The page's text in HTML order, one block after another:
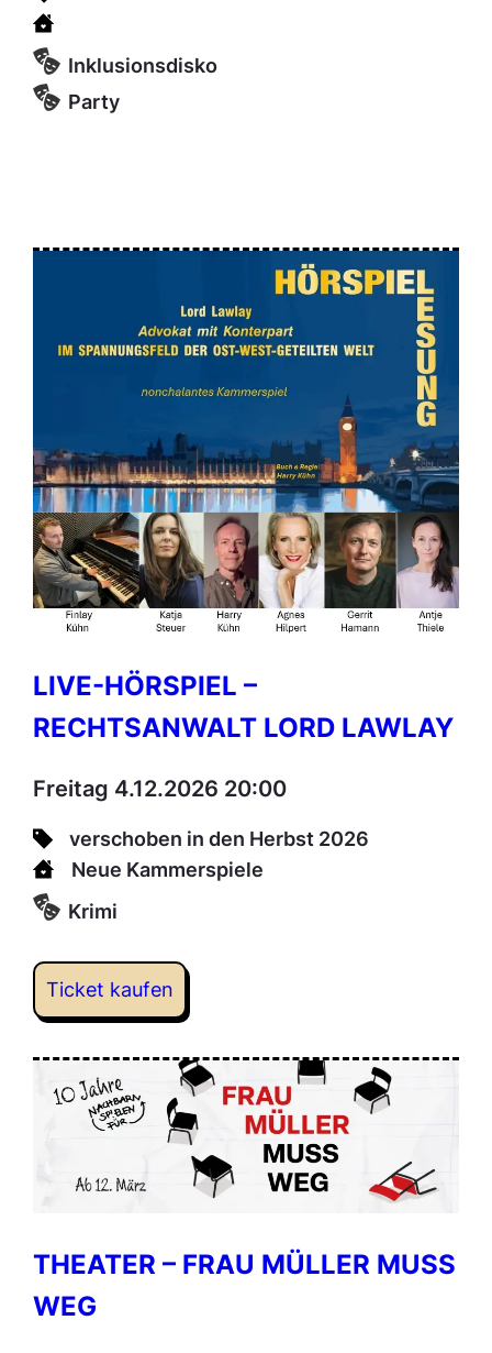
Inklusionsdisko
Party
LIVE-HÖRSPIEL –
RECHTSANWALT LORD LAWLAY
Freitag 4.12.2026 20:00
verschoben in den Herbst 2026
Neue Kammerspiele
Krimi
Ticket kaufen
THEATER – FRAU MÜLLER MUSS
WEG